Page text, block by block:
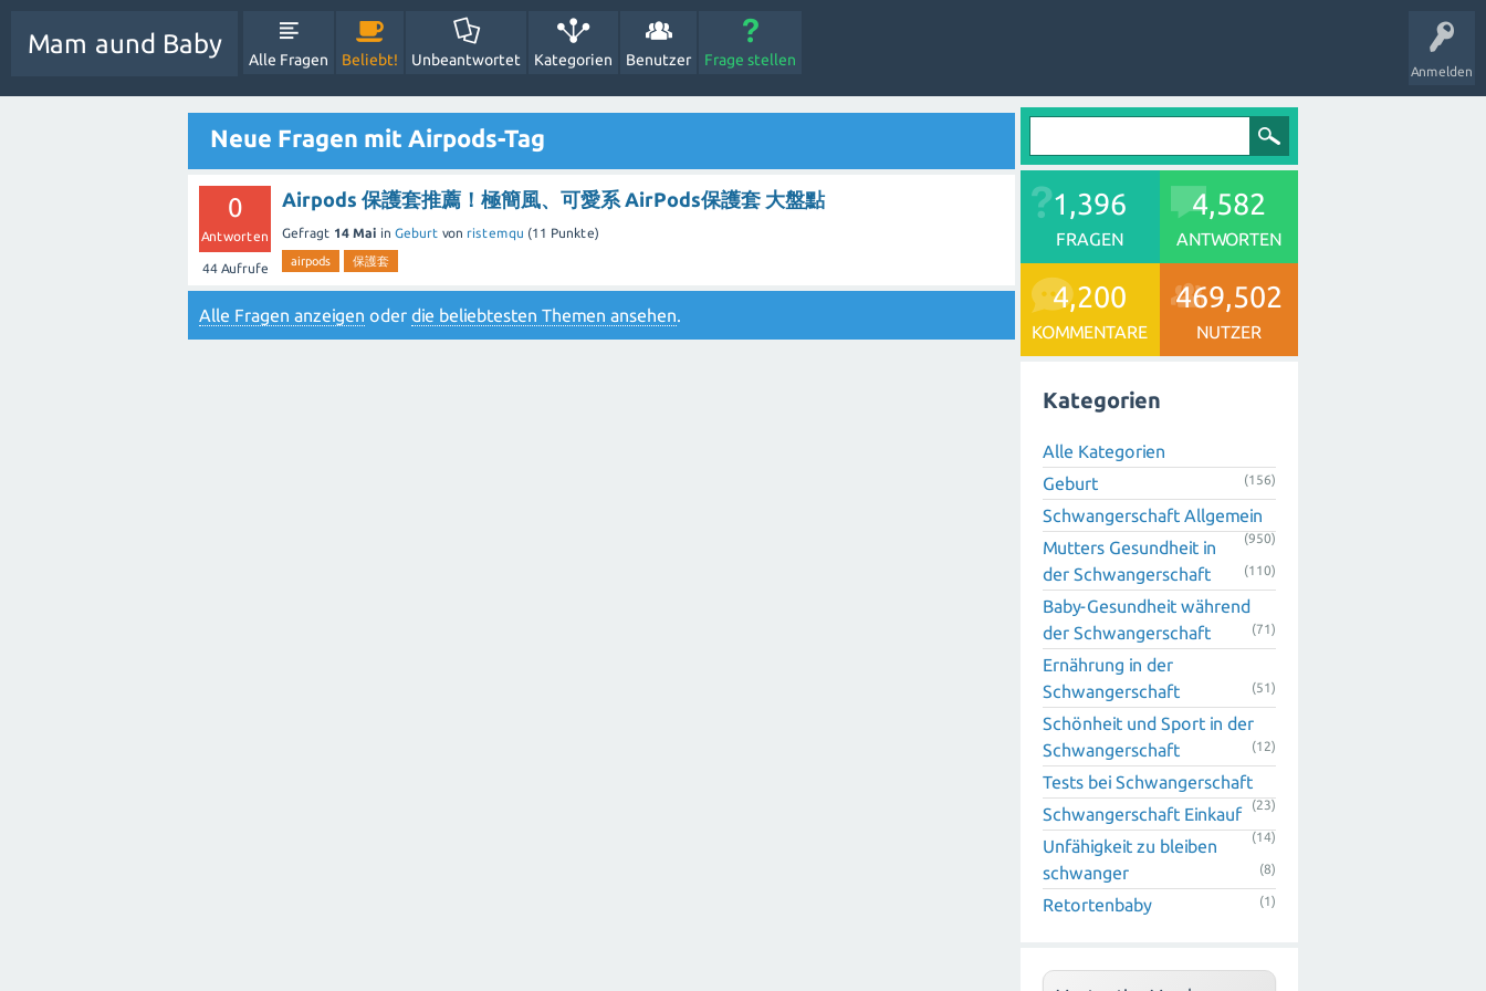
Anmelden
Mam aund Baby
Alle Fragen Beliebt! Unbeantwortet Kategorien Benutzer Frage stellen
Neue Fragen mit Airpods-Tag
0
Antworten
44Aufrufe
Airpods 保護套推薦！極簡風、可愛系 AirPods保護套 大盤點
Gefragt 14 Mai in Geburt von ristemqu (11 Punkte)
airpods 保護套
Alle Fragen anzeigen oder die beliebtesten Themen ansehen.
1,396
FRAGEN
4,582
ANTWORTEN
4,200
KOMMENTARE
469,502
NUTZER
Kategorien
Alle Kategorien
Geburt
(156)
Schwangerschaft Allgemein
(950)
Mutters Gesundheit in
der Schwangerschaft
(110)
Baby-Gesundheit während
der Schwangerschaft
(71)
Ernährung in der
Schwangerschaft
(51)
Schönheit und Sport in der
Schwangerschaft
(12)
Tests bei Schwangerschaft
(23)
Schwangerschaft Einkauf
(14)
Unfähigkeit zu bleiben
schwanger
(8)
Retortenbaby (1)